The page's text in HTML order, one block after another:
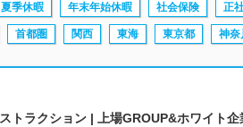
夏季休暇 年末年始休暇 社会保険 正
首都圏 関西 東海 東京都 神奈
トラクション | 上場GROUP&ホワイト